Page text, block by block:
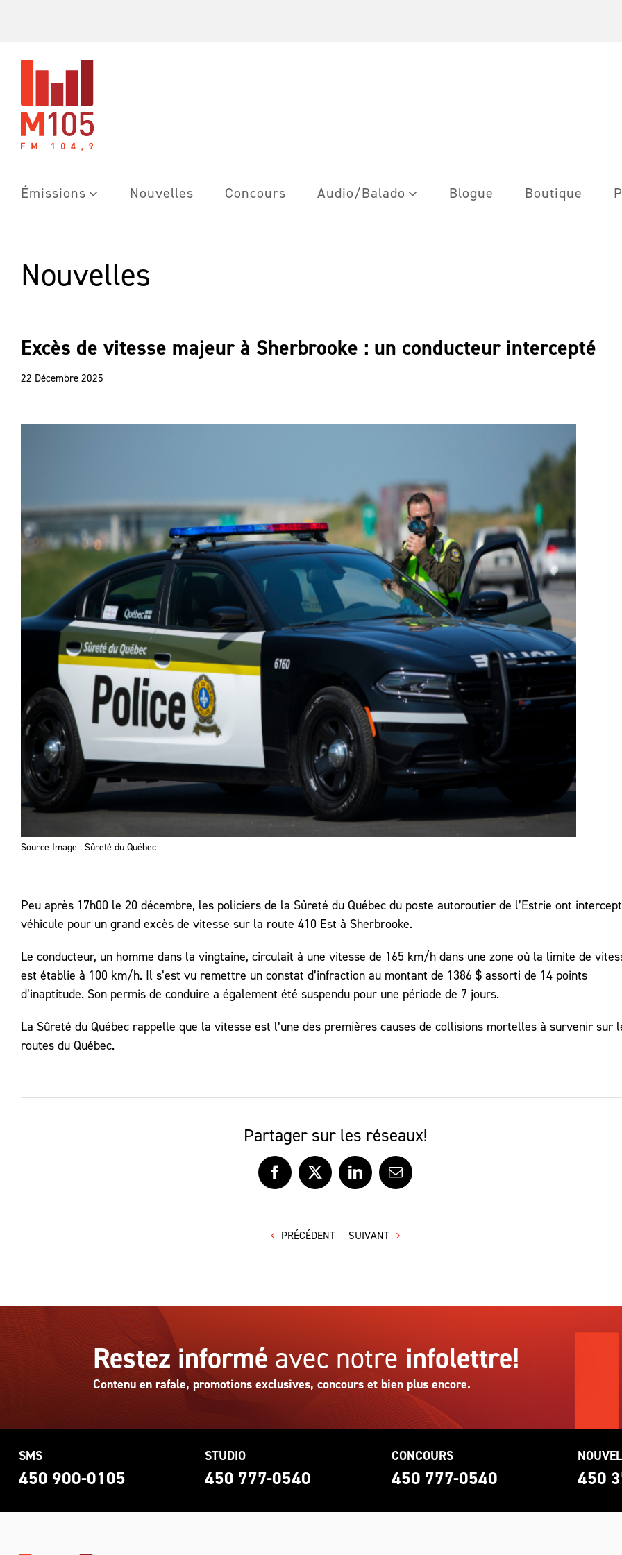
Émissions Nouvelles Concours Audio/Balado Blogue Boutique
Nouvelles
Excès de vitesse majeur à Sherbrooke : un conducteur intercepté
22 Décembre 2025
Source Image : Sûreté du Québec
Peu après 17h00 le 20 décembre, les policiers de la Sûreté du Québec du poste autoroutier de l’Estrie ont
véhicule pour un grand excès de vitesse sur la route 410 Est à Sherbrooke.
Le conducteur, un homme dans la vingtaine, circulait à une vitesse de 165 km/h dans une zone où la limite de
est établie à 100 km/h. Il s’est vu remettre un constat d’infraction au montant de 1386 $ assorti de 14 points
d’inaptitude. Son permis de conduire a également été suspendu pour une période de 7 jours.
La Sûreté du Québec rappelle que la vitesse est l’une des premières causes de collisions mortelles à survenir sur
routes du Québec.
Partager sur les réseaux!
Facebook
X LinkedInCourriel
PRÉCÉDENT SUIVANT
Restez informé avec notre infolettre!
Contenu en rafale, promotions exclusives, concours et bien plus encore.
SMS
450 900-0105
STUDIO
450 777-0540
CONCOURS
450 777-0540 450